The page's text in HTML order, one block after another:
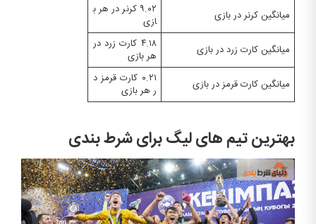
میانگین کرنر در بازی
۹.۰۲ کرنر در هر ب
ازی
میانگین کارت زرد در بازی
۴.۱۸ کارت زرد در
هر بازی
میانگین کارت قرمز در بازی
۰.۲۱ کارت قرمز د
ر هر بازی
بهترین تیم های لیگ برای شرط بندی